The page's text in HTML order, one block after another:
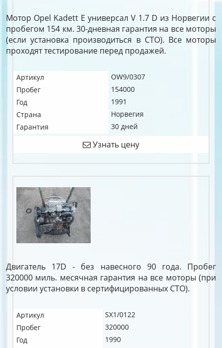
Мотор Opel Kadett E универсал V 1.7 D из Норвегии с
пробегом 154 км. 30-дневная гарантия на все моторы
(если установка производиться в СТО). Все моторы
проходят тестирование перед продажей.
Артикул
OW9/0307
Пробег
154000
Год
1991
Страна
Норвегия
Гарантия
30 дней
Узнать цену
Двигатель 17D - без навесного 90 года. Пробег
320000 миль. месячная гарантия на все моторы (при
условии установки в сертифицированных СТО).
Артикул
SX1/0122
Пробег
320000
Год
1990